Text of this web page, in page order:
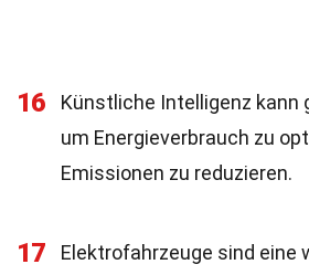
16
Künstliche Intelligenz kann
um Energieverbrauch zu
Emissionen zu reduzieren.
17
Elektrofahrzeuge sind eine